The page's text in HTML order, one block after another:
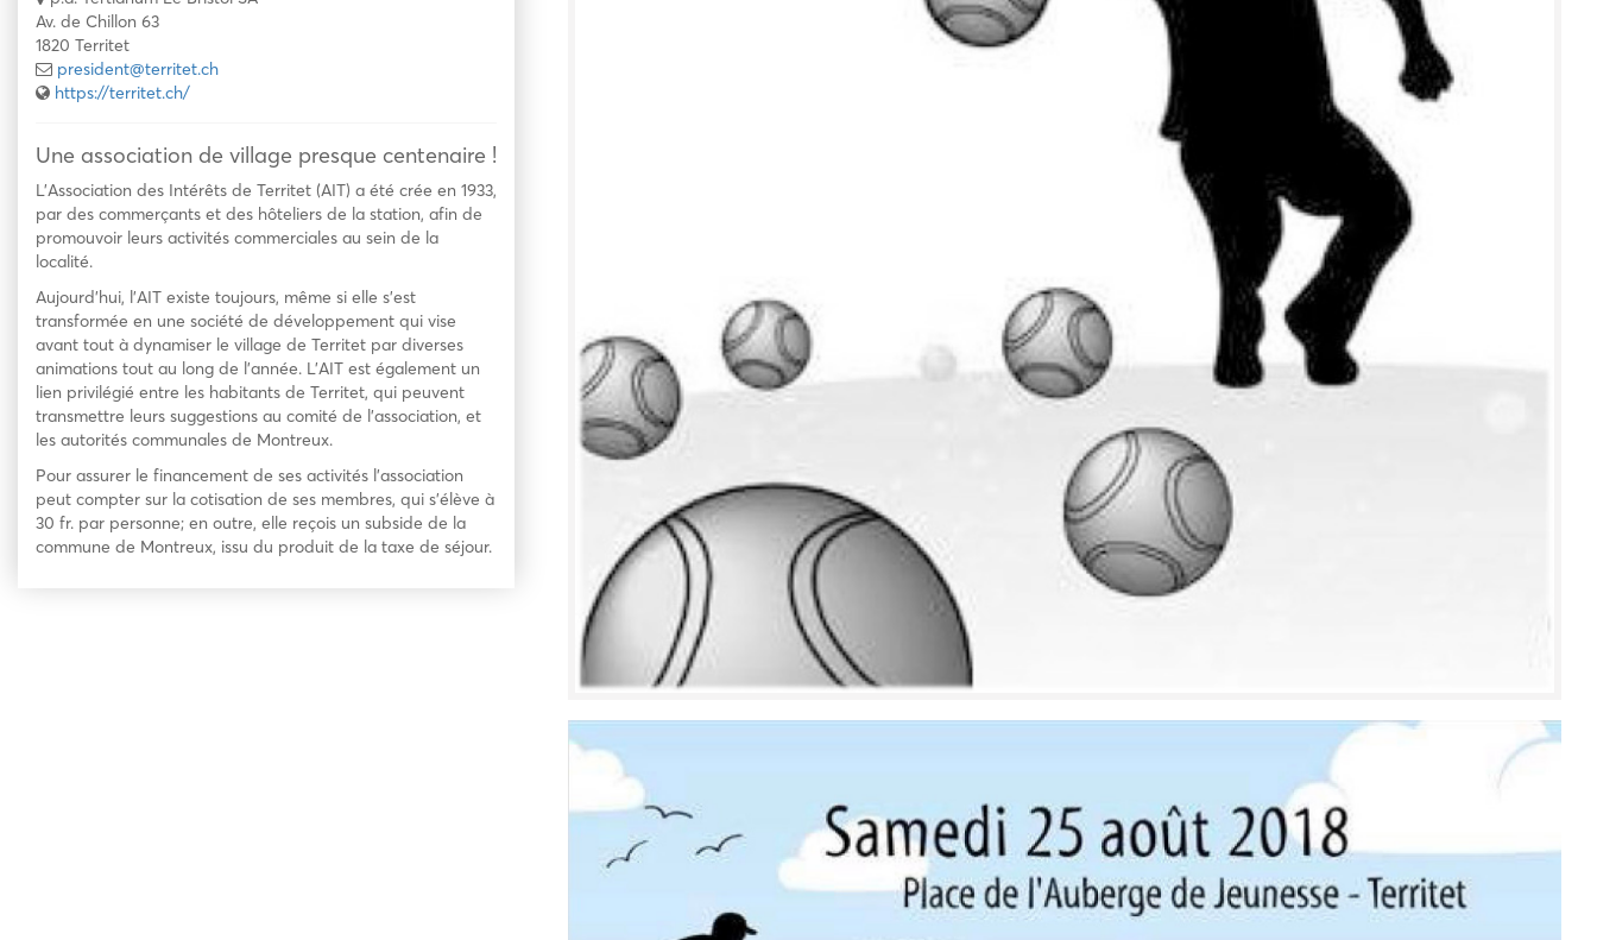
Av. de Chillon 63
1820 Territet
president@territet.ch
https://territet.ch/
Une association de village presque centenaire !
L’Association des Intérêts de Territet (AIT) a été crée en 1933,
par des commerçants et des hôteliers de la station, afin de
promouvoir leurs activités commerciales au sein de la
localité.
Aujourd’hui, l’AIT existe toujours, même si elle s’est
transformée en une société de développement qui vise
avant tout à dynamiser le village de Territet par diverses
animations tout au long de l’année. L’AIT est également un
lien privilégié entre les habitants de Territet, qui peuvent
transmettre leurs suggestions au comité de l’association, et
les autorités communales de Montreux.
Pour assurer le financement de ses activités l’association
peut compter sur la cotisation de ses membres, qui s’élève à
30 fr. par personne; en outre, elle reçois un subside de la
commune de Montreux, issu du produit de la taxe de séjour.